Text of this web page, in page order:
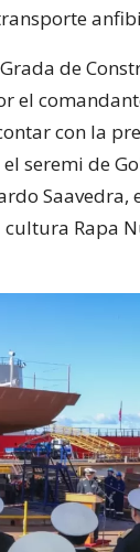
de
el
con la
seremi de
Saavedra,
Rapa